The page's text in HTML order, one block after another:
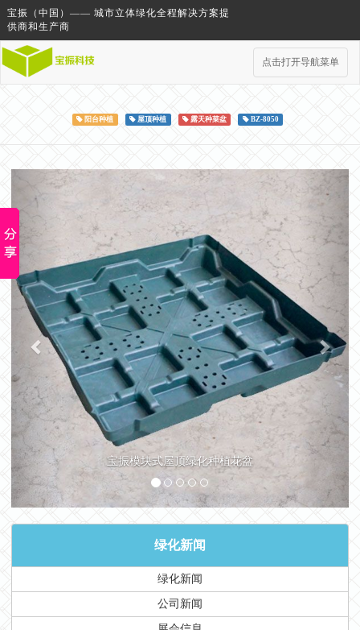
宝振（中国）—— 城市立体绿化全程解决方案提
供商和生产商
点击打开导航菜单
阳台种植 屋顶种植 露天种菜盆 BZ-8050
宝振模块式屋顶绿化种植花盆
Previous Next
绿化新闻
绿化新闻
公司新闻